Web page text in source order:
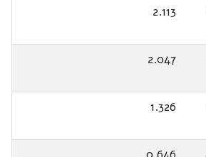
2.113
2.047
1.326